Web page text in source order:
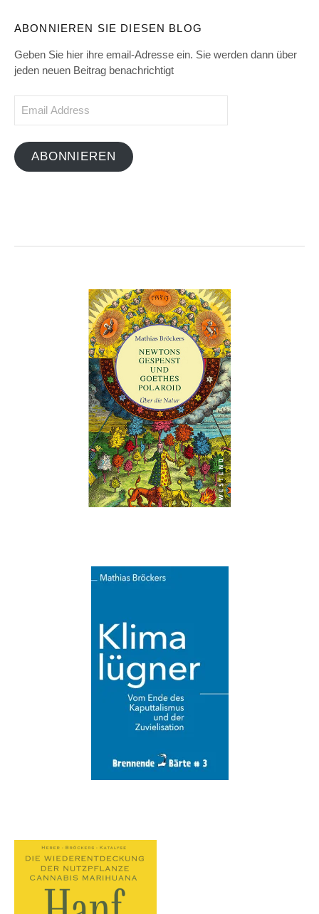
ABONNIEREN SIE DIESEN BLOG
Geben Sie hier ihre email-Adresse ein. Sie werden dann über
jeden neuen Beitrag benachrichtigt
ABONNIEREN